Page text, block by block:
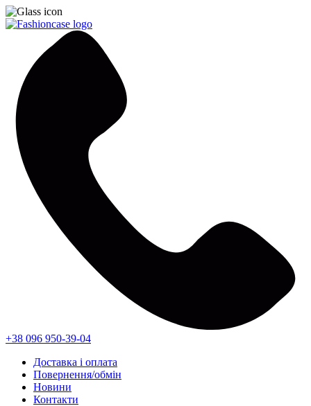
+38 096 950-39-04
Доставка і оплата
Повернення/обмін
Новини
Контакти